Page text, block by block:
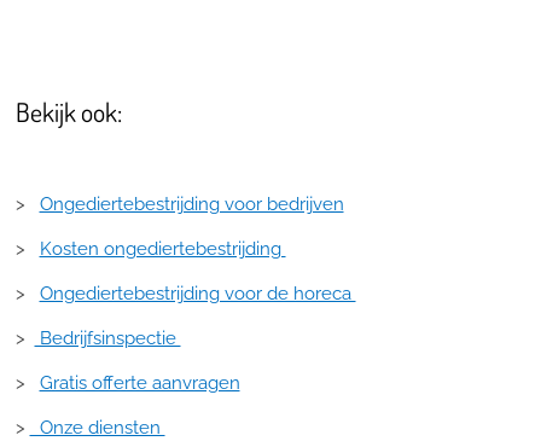
Bekijk ook:
> Ongediertebestrijding voor bedrijven
> Kosten ongediertebestrijding
> Ongediertebestrijding voor de horeca
> Bedrijfsinspectie
> Gratis offerte aanvragen
> Onze diensten